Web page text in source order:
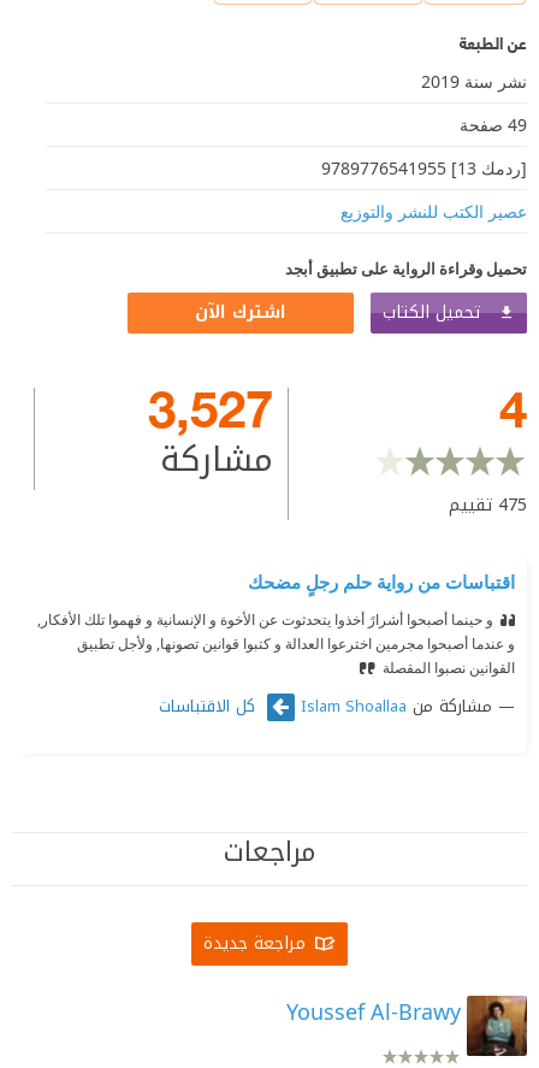
عن الطبعة
نشر سنة 2019
49 صفحة
[ردمك 13] 9789776541955
عصير الكتب للنشر والتوزيع
تحميل وقراءة الرواية على تطبيق أبجد
تحميل الكتاب اشترك الآن
4
475 تقييم
3,527
مشاركة
اقتباسات من رواية حلم رجلٍ مضحك
و حينما أصبحوا أشرارً أخذوا يتحدثوت عن الأخوة و الإنسانية و فهموا تلك الأفكار,
و عندما أصبحوا مجرمين اخترعوا العدالة و كتبوا قوانين تصونها, ولأجل تطبيق
القوانين نصبوا المقصلة
مشاركة من Islam Shoallaa كل الاقتباسات
مراجعات
مراجعة جديدة
Youssef Al-Brawy